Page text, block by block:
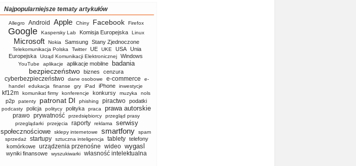
Najpopularniejsze tematy artykułów
Allegro Android Apple Chiny Facebook Firefox
Google Kaspersky Lab Komisja Europejska Linux
Microsoft Nokia Samsung Stany Zjednoczone
Telekomunikacja Polska Twitter UE UKE USA
Unia
Europejska
Urząd Komunikacji Elektronicznej Windows
YouTube aplikacje aplikacje mobilne badania
bezpieczeństwo biznes cenzura
cyberbezpieczeństwo dane osobowe e-commerce
e-
handel
edukacja finanse gry iPad iPhone inwestycje
kf12m komunikat firmy konferencje konkursy muzyka nols
p2p patenty patronat DI phishing piractwo podatki
podcasty policja politycy polityka praca prawa autorskie
prawo prywatność przedsiębiorcy
przegląd prasy
przeglądarki
przejęcia raporty reklama
serwisy
społecznościowe
sklepy internetowe smartfony
spam
sprzedaż
startupy sztuczna inteligencja tablety telefony
komórkowe urządzenia przenośne wideo wygasl
wyniki finansowe wyszukiwarki własność intelektualna